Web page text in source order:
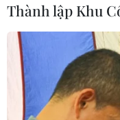
Việt Nam bàn giao
Cuba cho đối tác
05/08/2026 02:27
Thành lập Khu